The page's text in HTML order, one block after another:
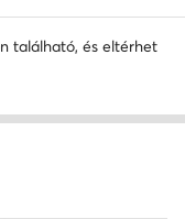
található, és eltérhet